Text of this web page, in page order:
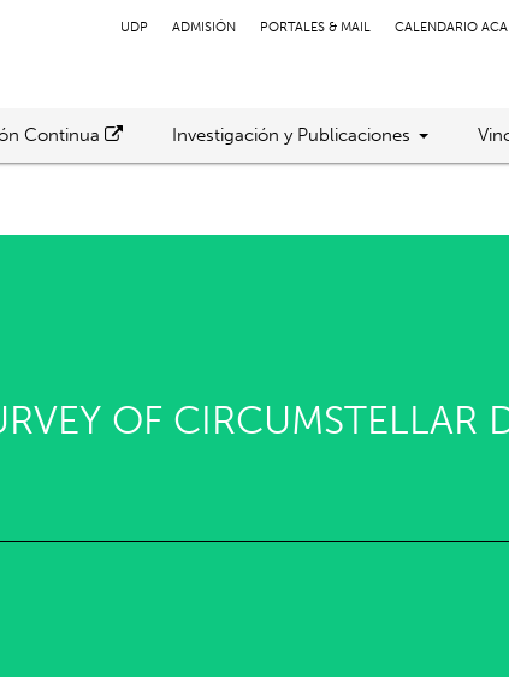
UDP ADMISIÓN PORTALES & MAIL CALENDARIO
Continua Investigación y Publicaciones
OF CIRCUMSTELLAR